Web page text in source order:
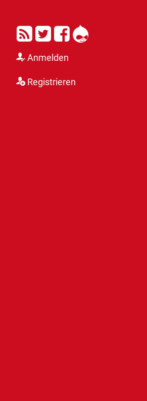
RSSTwitter
Facebook
Drupal
Anmelden
Registrieren